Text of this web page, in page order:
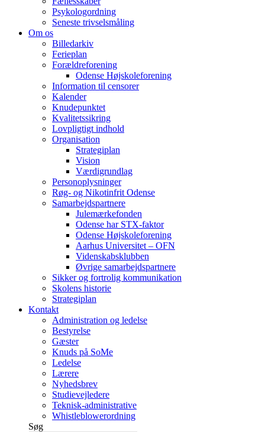
Psykologordning
Seneste trivselsmåling
Om os
Billedarkiv
Ferieplan
Forældreforening
Odense Højskoleforening
Information til censorer
Kalender
Knudepunktet
Kvalitetssikring
Lovpligtigt indhold
Organisation
Strategiplan
Vision
Værdigrundlag
Personoplysninger
Røg- og Nikotinfrit Odense
Samarbejdspartnere
Julemærkefonden
Odense har STX-faktor
Odense Højskoleforening
Aarhus Universitet – OFN
Videnskabsklubben
Øvrige samarbejdspartnere
Sikker og fortrolig kommunikation
Skolens historie
Strategiplan
Kontakt
Administration og ledelse
Bestyrelse
Gæster
Knuds på SoMe
Ledelse
Lærere
Nyhedsbrev
Studievejledere
Teknisk-administrative
Whistleblowerordning
Søg